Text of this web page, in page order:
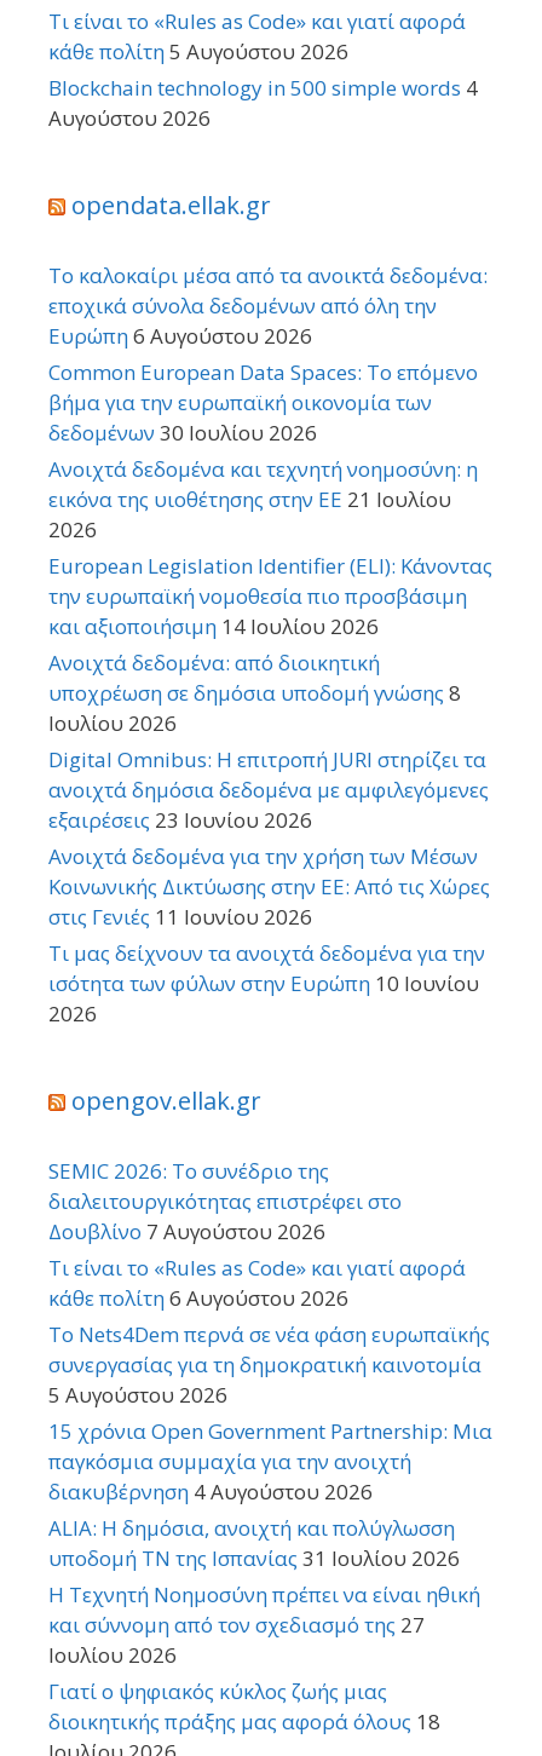
Τι είναι το «Rules as Code» και γιατί αφορά
κάθε πολίτη5 Αυγούστου 2026
Blockchain technology in 500 simple words 4
Αυγούστου 2026
opendata.ellak.gr
Το καλοκαίρι μέσα από τα ανοικτά δεδομένα:
εποχικά σύνολα δεδομένων από όλη την
Ευρώπη6 Αυγούστου 2026
Common European Data Spaces: Το επόμενο
βήμα για την ευρωπαϊκή οικονομία των
δεδομένων 30 Ιουλίου 2026
Ανοιχτά δεδομένα και τεχνητή νοημοσύνη: η
εικόνα της υιοθέτησης στην ΕΕ 21 Ιουλίου
2026
European Legislation Identifier (ELI): Κάνοντας
την ευρωπαϊκή νομοθεσία πιο προσβάσιμη
και αξιοποιήσιμη 14 Ιουλίου 2026
Ανοιχτά δεδομένα: από διοικητική
υποχρέωση σε δημόσια υποδομή γνώσης 8
Ιουλίου 2026
Digital Omnibus: Η επιτροπή JURI στηρίζει τα
ανοιχτά δημόσια δεδομένα με αμφιλεγόμενες
εξαιρέσεις 23 Ιουνίου 2026
Ανοιχτά δεδομένα για την χρήση των Μέσων
Κοινωνικής Δικτύωσης στην ΕΕ: Από τις Χώρες
στις Γενιές 11 Ιουνίου 2026
Τι μας δείχνουν τα ανοιχτά δεδομένα για την
ισότητα των φύλων στην Ευρώπη 10 Ιουνίου
2026
opengov.ellak.gr
SEMIC 2026: Το συνέδριο της
διαλειτουργικότητας επιστρέφει στο
Δουβλίνο 7 Αυγούστου 2026
Τι είναι το «Rules as Code» και γιατί αφορά
κάθε πολίτη6 Αυγούστου 2026
Το Nets4Dem περνά σε νέα φάση ευρωπαϊκής
συνεργασίας για τη δημοκρατική καινοτομία
5 Αυγούστου 2026
15 χρόνια Open Government Partnership: Μια
παγκόσμια συμμαχία για την ανοιχτή
διακυβέρνηση 4 Αυγούστου 2026
ALIA: Η δημόσια, ανοιχτή και πολύγλωσση
υποδομή ΤΝ της Ισπανίας 31 Ιουλίου 2026
Η Τεχνητή Νοημοσύνη πρέπει να είναι ηθική
και σύννομη από τον σχεδιασμό της 27
Ιουλίου 2026
Γιατί ο ψηφιακός κύκλος ζωής μιας
διοικητικής πράξης μας αφορά όλους 18